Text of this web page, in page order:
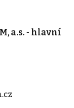
a.s. - hlavní